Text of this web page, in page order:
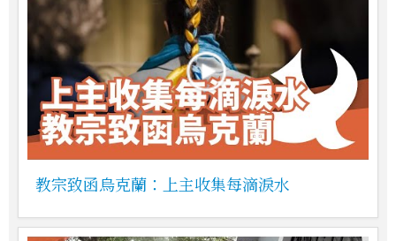
教宗致函烏克蘭：上主收集每滴淚水